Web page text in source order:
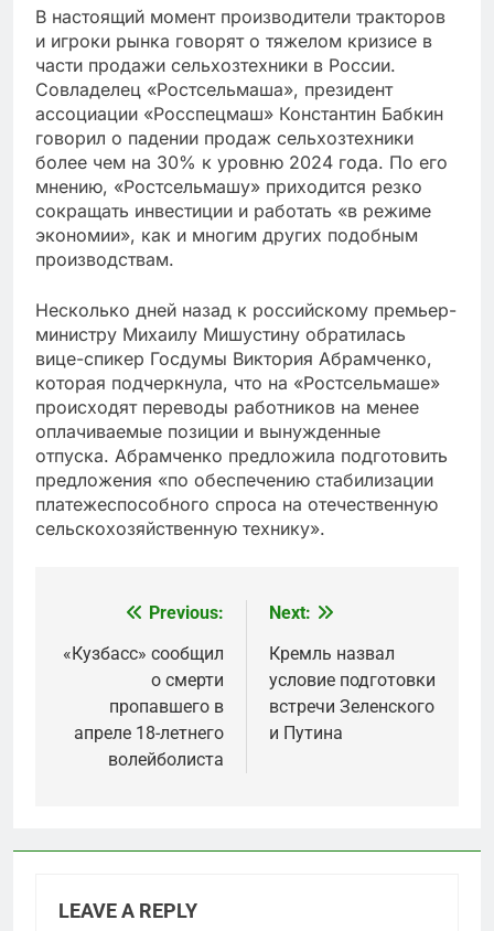
В настоящий момент производители тракторов
и игроки рынка говорят о тяжелом кризисе в
части продажи сельхозтехники в России.
Совладелец «Ростсельмаша», президент
ассоциации «Росспецмаш» Константин Бабкин
говорил о падении продаж сельхозтехники
более чем на 30% к уровню 2024 года. По его
мнению, «Ростсельмашу» приходится резко
сокращать инвестиции и работать «в режиме
экономии», как и многим других подобным
производствам.
Несколько дней назад к российскому премьер-
министру Михаилу Мишустину обратилась
вице-спикер Госдумы Виктория Абрамченко,
которая подчеркнула, что на «Ростсельмаше»
происходят переводы работников на менее
оплачиваемые позиции и вынужденные
отпуска. Абрамченко предложила подготовить
предложения «по обеспечению стабилизации
платежеспособного спроса на отечественную
сельскохозяйственную технику».
navigation
Previous:
«Кузбасс» сообщил
о смерти
пропавшего в
апреле 18-летнего
волейболиста
Next:
Кремль назвал
условие подготовки
встречи Зеленского
и Путина
LEAVE A REPLY